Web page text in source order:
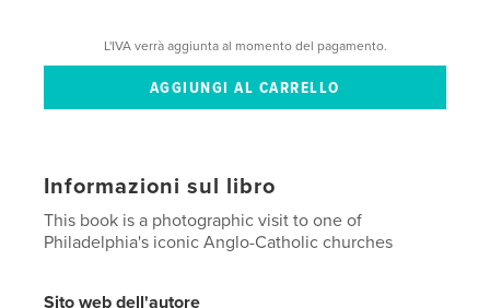
L'IVA verrà aggiunta al momento del pagamento.
Informazioni sul libro
This book is a photographic visit to one of
Philadelphia's iconic Anglo-Catholic churches
Sito web dell'autore